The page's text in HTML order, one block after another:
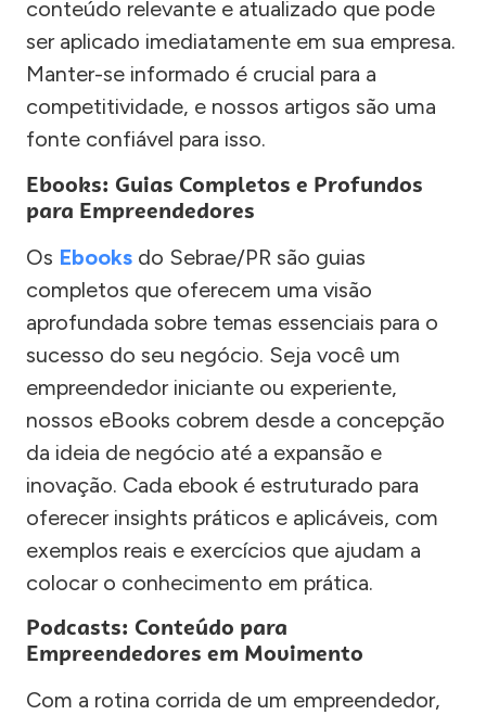
conteúdo relevante e atualizado que pode
ser aplicado imediatamente em sua empresa.
Manter-se informado é crucial para a
competitividade, e nossos artigos são uma
fonte confiável para isso.
Ebooks: Guias Completos e Profundos
para Empreendedores
Os Ebooks do Sebrae/PR são guias
completos que oferecem uma visão
aprofundada sobre temas essenciais para o
sucesso do seu negócio. Seja você um
empreendedor iniciante ou experiente,
nossos eBooks cobrem desde a concepção
da ideia de negócio até a expansão e
inovação. Cada ebook é estruturado para
oferecer insights práticos e aplicáveis, com
exemplos reais e exercícios que ajudam a
colocar o conhecimento em prática.
Podcasts: Conteúdo para
Empreendedores em Movimento
Com a rotina corrida de um empreendedor,